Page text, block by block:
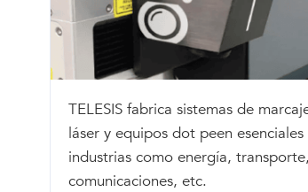
TELESIS fabrica sistemas de
láser y equipos dot peen esenciales
industrias como energía, transporte,
comunicaciones, etc.